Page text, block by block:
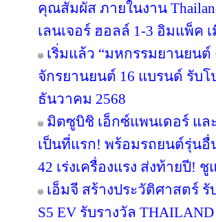
คุณสัมผัส ภายในงาน
เลนเจอร์ ฮอลล์ 1-3 อิมแพ็ค
เริ่มแล้ว “มหกรรมยานยน
จักรยานยนต์ 16 แบรนด์ รับโ
ธันวาคม 2568
มิตซูบิชิ เอ็กซ์แพนเดอร์ แล
เป็นที่แรก! พร้อมรถยนต์รุ่น
42 เร่งเครื่องแรง ส่งท้ายปี!
เอ็มจี สร้างประวัติศาสตร์
S5 EV รับรางวัล